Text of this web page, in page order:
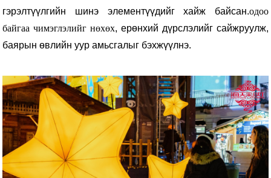
гэрэлтүүлгийн шинэ элементүүдийг хайж байсан.одоо
байгаа чимэглэлийг нөхөх, ерөнхий дүрслэлийг сайжруулж,
баярын өвлийн уур амьсгалыг бэхжүүлнэ.